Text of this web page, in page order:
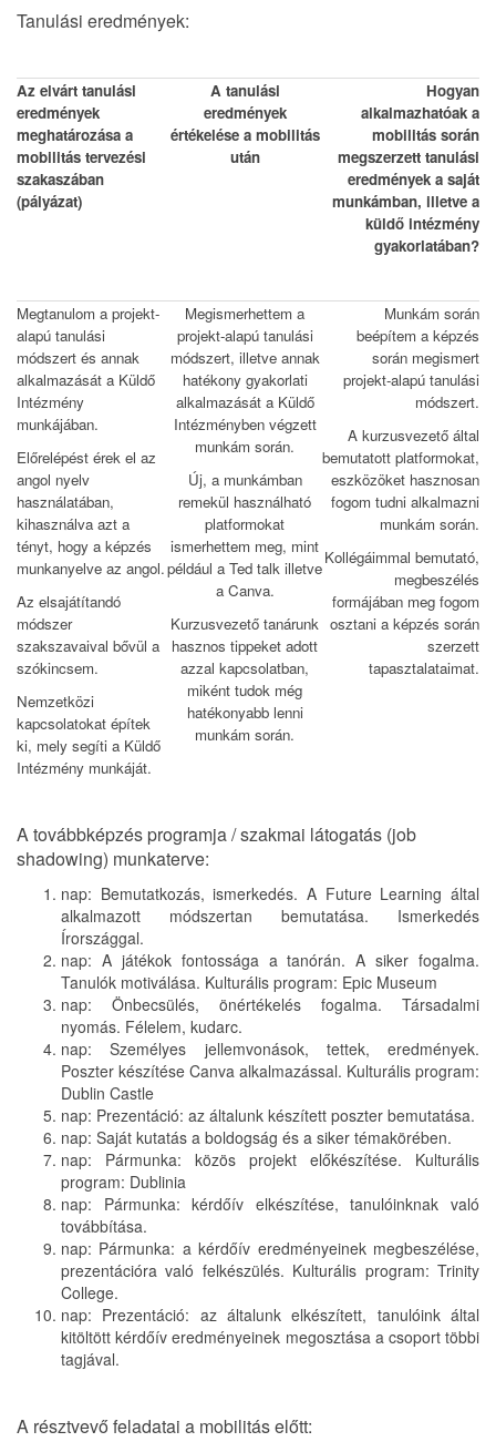
Tanulási eredmények:
Az elvárt tanulási
eredmények
meghatározása a
mobilitás tervezési
szakaszában
(pályázat)
A tanulási
eredmények
értékelése a mobilitás
után
Hogyan
alkalmazhatóak a
mobilitás során
megszerzett tanulási
eredmények a saját
munkámban, illetve a
küldő intézmény
gyakorlatában?
Megtanulom a projekt-
alapú tanulási
módszert és annak
alkalmazását a Küldő
Intézmény
munkájában.
Előrelépést érek el az
angol nyelv
használatában,
kihasználva azt a
tényt, hogy a képzés
munkanyelve az angol.
Az elsajátítandó
módszer
szakszavaival bővül a
szókincsem.
Nemzetközi
kapcsolatokat építek
ki, mely segíti a Küldő
Intézmény munkáját.
Megismerhettem a
projekt-alapú tanulási
módszert, illetve annak
hatékony gyakorlati
alkalmazását a Küldő
Intézményben végzett
munkám során.
Új, a munkámban
remekül használható
platformokat
ismerhettem meg, mint
például a Ted talk illetve
a Canva.
Kurzusvezető tanárunk
hasznos tippeket adott
azzal kapcsolatban,
miként tudok még
hatékonyabb lenni
munkám során.
Munkám során
beépítem a képzés
során megismert
projekt-alapú tanulási
módszert.
A kurzusvezető által
bemutatott platformokat,
eszközöket hasznosan
fogom tudni alkalmazni
munkám során.
Kollégáimmal bemutató,
megbeszélés
formájában meg fogom
osztani a képzés során
szerzett
tapasztalataimat.
A továbbképzés programja / szakmai látogatás (job
shadowing) munkaterve:
nap: Bemutatkozás, ismerkedés. A Future Learning által
alkalmazott módszertan bemutatása. Ismerkedés
Írországgal.
nap: A játékok fontossága a tanórán. A siker fogalma.
Tanulók motiválása. Kulturális program: Epic Museum
nap: Önbecsülés, önértékelés fogalma. Társadalmi
nyomás. Félelem, kudarc.
nap: Személyes jellemvonások, tettek, eredmények.
Poszter készítése Canva alkalmazással. Kulturális program:
Dublin Castle
nap: Prezentáció: az általunk készített poszter bemutatása.
nap: Saját kutatás a boldogság és a siker témakörében.
nap: Pármunka: közös projekt előkészítése. Kulturális
program: Dublinia
nap: Pármunka: kérdőív elkészítése, tanulóinknak való
továbbítása.
nap: Pármunka: a kérdőív eredményeinek megbeszélése,
prezentációra való felkészülés. Kulturális program: Trinity
College.
nap: Prezentáció: az általunk elkészített, tanulóink által
kitöltött kérdőív eredményeinek megosztása a csoport többi
tagjával.
A résztvevő feladatai a mobilitás előtt: